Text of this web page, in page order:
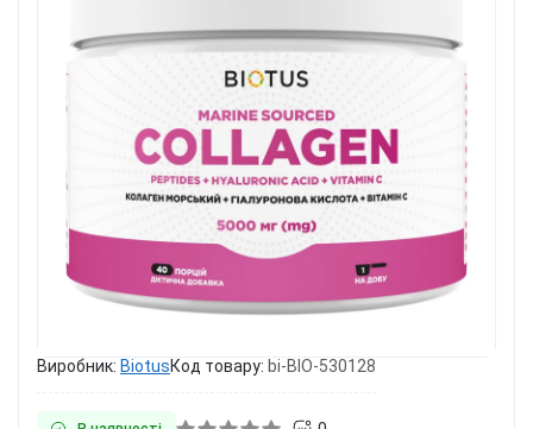
Виробник: BiotusКод товару: bi-BIO-530128